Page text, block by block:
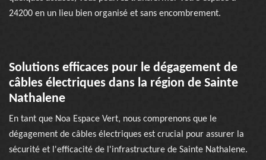
24200 en un lieu bien organisé et sans encombrement.
Solutions efficaces pour le dégagement de
câbles électriques dans la région de Sainte
Nathalene
En tant que Noa Espace Vert, nous comprenons que le
dégagement de câbles électriques est crucial pour assurer la
sécurité et l'efficacité de l'infrastructure de Sainte Nathalene.